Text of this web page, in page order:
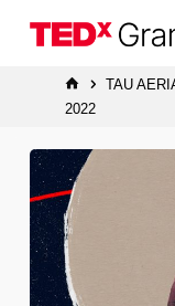
INICIO
TAU
2022